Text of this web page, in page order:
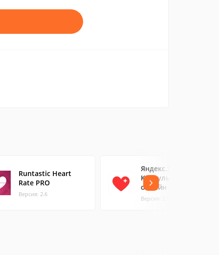
Runtastic Heart
Rate PRO
Версия: 2.6
Яндекс.Здоровье:
Консультации
онлайн с врачом
Версия: 2.9.9